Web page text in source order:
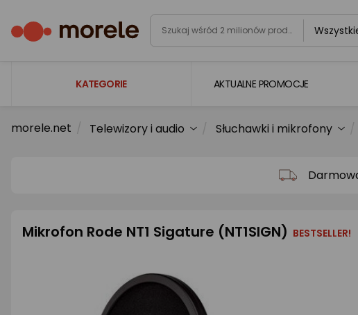
KATEGORIE
Laptopy
Smartfony i smartwatche
AKTUALNE PROMOCJE
morele.net Telewizory i audio Słuchawki i mikrofony
Mikrofon Rode NT1 Sigature (NT1SIGN) BESTSELLER!